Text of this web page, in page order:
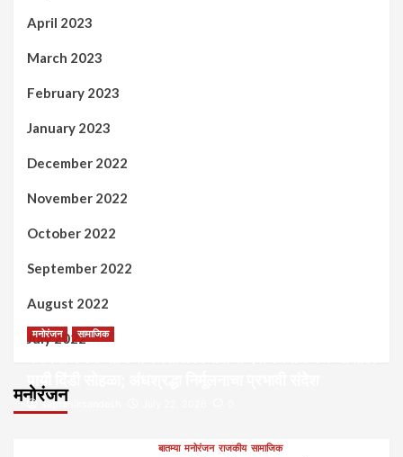
April 2023
March 2023
February 2023
January 2023
December 2022
November 2022
October 2022
September 2022
August 2022
July 2022
मनोरंजन
मनोरंजन सामाजिक
पायी दिंडी सोहळा; अंधश्रद्धा निर्मूलनाचा प्रभावी संदेश
saptahiksandesh
बातम्या मनोरंजन राजकीय सामाजिक